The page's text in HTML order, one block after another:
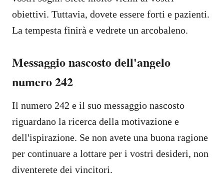
obiettivi. Tuttavia, dovete essere forti e pazienti.
La tempesta finirà e vedrete un arcobaleno.
Messaggio nascosto dell'angelo
numero 242
Il numero 242 e il suo messaggio nascosto
riguardano la ricerca della motivazione e
dell'ispirazione. Se non avete una buona ragione
per continuare a lottare per i vostri desideri, non
diventerete dei vincitori.